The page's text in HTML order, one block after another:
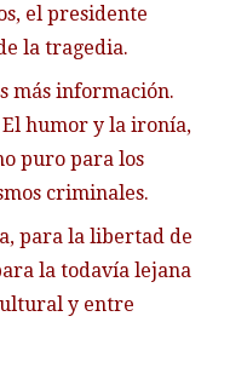
el presidente
la tragedia.
más información.
humor y la ironía,
puro para los
criminales.
para la libertad de
la todavía lejana
y entre